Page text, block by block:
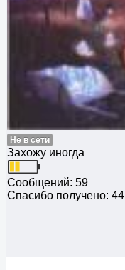
Не в сети
Захожу иногда
Сообщений: 59
Спасибо получено: 44